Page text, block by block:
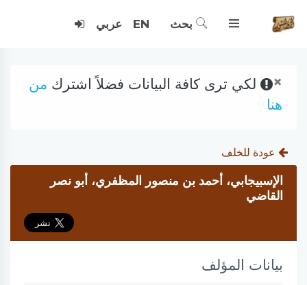
بحث EN عربي
× لكي ترى كافة البيانات فضلاً اشترك من
هنا
عودة للخلف
الإسبيجابي، أحمد بن منصور المظفري، أبو نصر
القاضي
بيانات المؤلف